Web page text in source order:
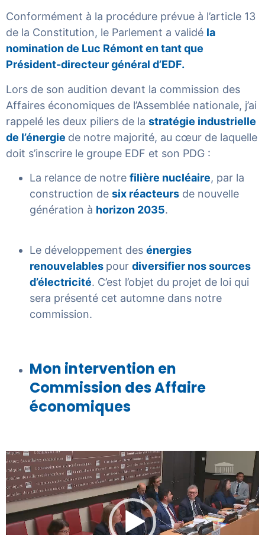
Conformément à la procédure prévue à l’article 13
de la Constitution, le Parlement a validé la
nomination de Luc Rémont en tant que
Président-directeur général d’EDF.
Lors de son audition devant la commission des
Affaires économiques de l’Assemblée nationale, j’ai
rappelé les deux piliers de la stratégie industrielle
de l’énergie de notre majorité, au cœur de laquelle
doit s’inscrire le groupe EDF et son PDG :
La relance de notre filière nucléaire, par la
construction de six réacteurs de nouvelle
génération à horizon 2035.
Le développement des énergies
renouvelables pour diversifier nos sources
d’électricité. C’est l’objet du projet de loi qui
sera présenté cet automne dans notre
commission.
Mon intervention en
Commission des Affaire
économiques
Lecteur
vidéo